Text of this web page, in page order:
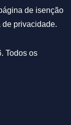
de isenção
de privacidade.
Todos os